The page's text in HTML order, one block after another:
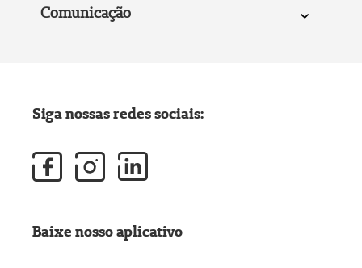
Comunicação
Siga nossas redes sociais:
Baixe nosso aplicativo